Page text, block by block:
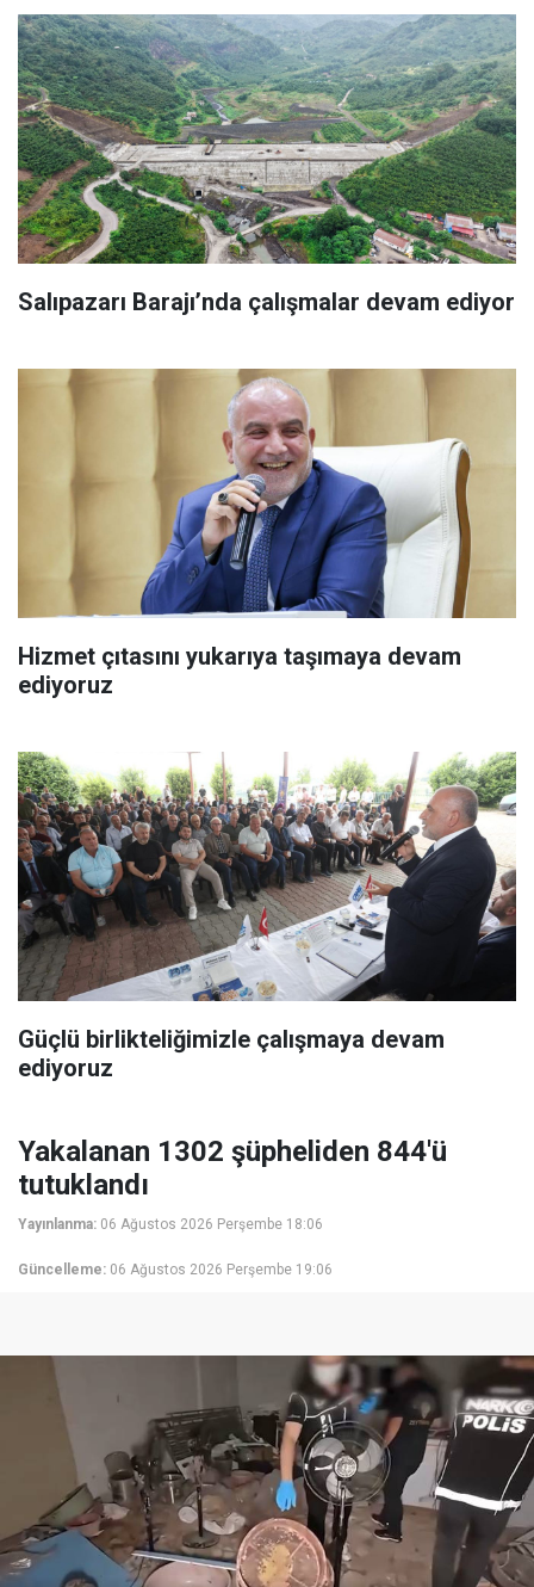
Salıpazarı Barajı’nda çalışmalar devam ediyor
Hizmet çıtasını yukarıya taşımaya devam
ediyoruz
Güçlü birlikteliğimizle çalışmaya devam
ediyoruz
Yakalanan 1302 şüpheliden 844'ü
tutuklandı
Yayınlanma: 06 Ağustos 2026 Perşembe 18:06
Güncelleme: 06 Ağustos 2026 Perşembe 19:06